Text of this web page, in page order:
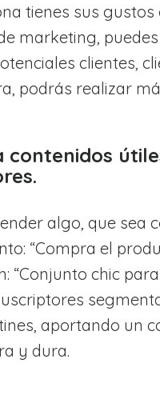
tienes sus
marketing,
clientes,
podrás realizar
contenidos
algo, que sea
“Compra el
“Conjunto chic
aportando un
y dura.